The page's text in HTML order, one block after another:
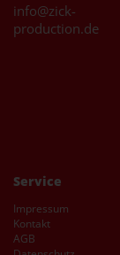
info@zick-
production.de
Service
Impressum
Kontakt
AGB